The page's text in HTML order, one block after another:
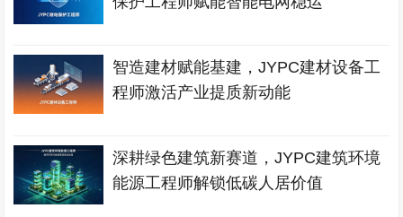
智造建材赋能基建，JYPC建材设备工
程师激活产业提质新动能
深耕绿色建筑新赛道，JYPC建筑环境
能源工程师解锁低碳人居价值